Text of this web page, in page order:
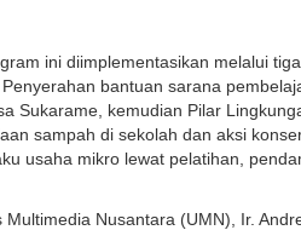
ini diimplementasikan melalui
bantuan sarana
Sukarame, kemudian Pilar
sampah di sekolah dan aksi
usaha mikro lewat pelatihan,
Nusantara (UMN), Ir.